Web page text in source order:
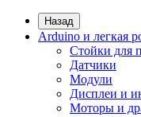
Назад
Arduino и легкая
Стойки для
Датчики
Модули
Дисплеи и
Моторы и